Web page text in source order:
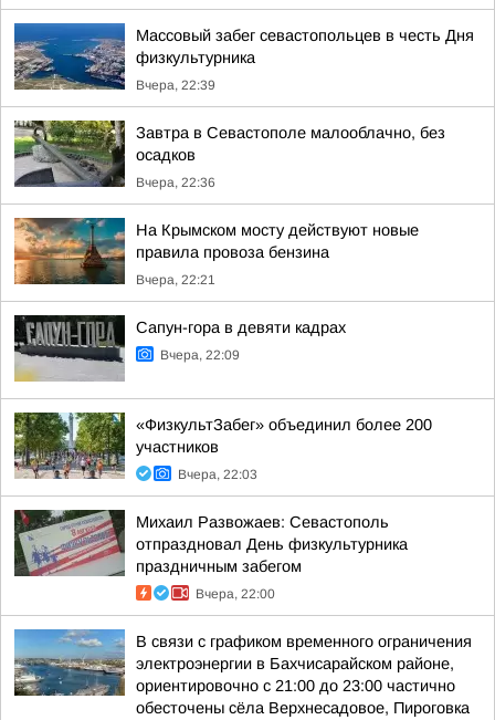
Массовый забег севастопольцев в честь Дня
физкультурника
Вчера, 22:39
Завтра в Севастополе малооблачно, без
осадков
Вчера, 22:36
На Крымском мосту действуют новые
правила провоза бензина
Вчера, 22:21
Сапун-гора в девяти кадрах
Вчера, 22:09
«ФизкультЗабег» объединил более 200
участников
Вчера, 22:03
Михаил Развожаев: Севастополь
отпраздновал День физкультурника
праздничным забегом
Вчера, 22:00
В связи с графиком временного ограничения
электроэнергии в Бахчисарайском районе,
ориентировочно с 21:00 до 23:00 частично
обесточены сёла Верхнесадовое, Пироговка